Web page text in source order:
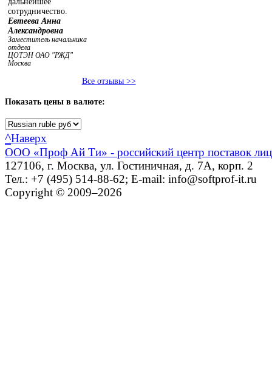
сотрудничество.
Евтеева Анна
Александровна
Заместитель начальника
отдела
ЦОТЭН ОАО "РЖД"
Москва
Все отзывы >>
Показать цены в валюте:
^Наверх
ООО «Проф Ай Ти» - российский центр поставок
127106, г. Москва, ул. Гостиничная, д. 7А, корп. 2
Тел.: +7 (495) 514-88-62; E-mail: info@softprof-it.ru
Copyright © 2009–2026